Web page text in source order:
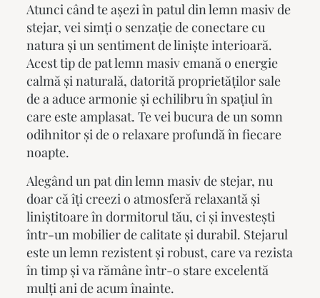
Atunci când te așezi în patul din lemn masiv de
stejar, vei simți o senzație de conectare cu
natura și un sentiment de liniște interioară.
Acest tip depat lemn masivemană o energie
calmă și naturală, datorită proprietăților sale
de a aduce armonie și echilibru în spațiul în
care este amplasat. Te vei bucura de un somn
odihnitor și de o relaxare profundă în fiecare
noapte.
Alegând unpat din lemn masivde stejar, nu
doar că îți creezi o atmosferă relaxantă și
liniștitoare în dormitorul tău, ci și investești
într-un mobilier de calitate și durabil. Stejarul
este un lemn rezistent și robust, care va rezista
în timp și va rămâne într-o stare excelentă
mulți ani de acum înainte.